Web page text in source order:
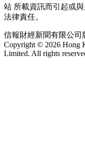
站 所載資訊而引起或
法律責任。
信報財經新聞有限公司
Copyright © 2026 Hong
Limited. All rights